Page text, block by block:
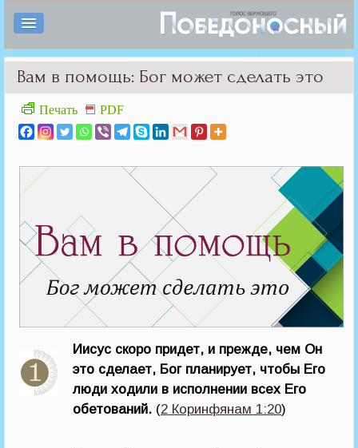
Вам в помощь: Бог может сделать это
Печать PDF
Иисус скоро придет, и прежде, чем Он
это сделает, Бог планирует, чтобы Его
люди ходили в исполнении всех Его
обетований. (2 Коринфянам 1:20)